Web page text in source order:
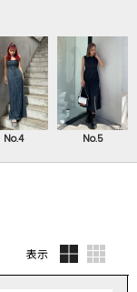
No.4 No.5
表示